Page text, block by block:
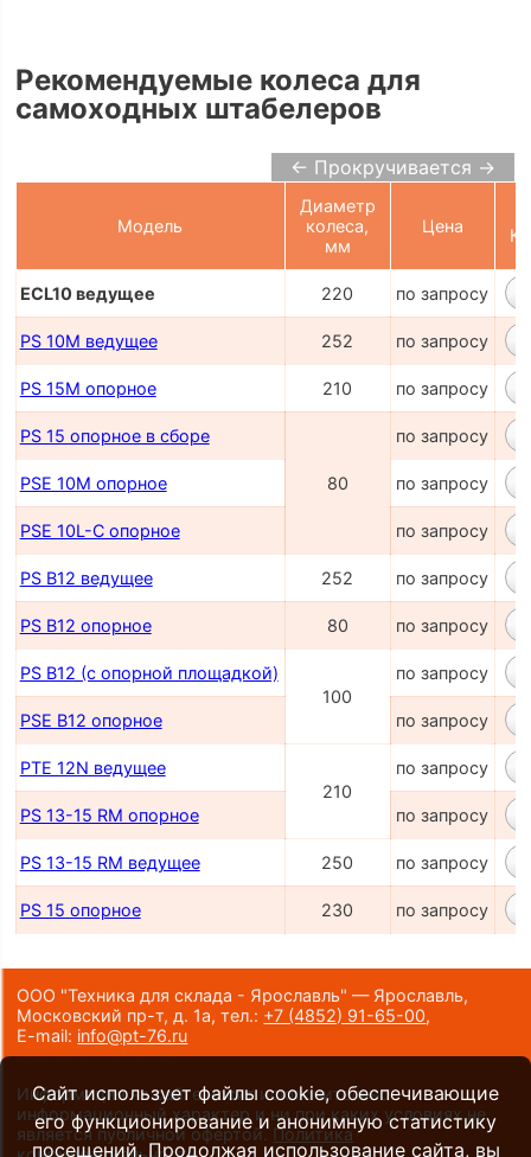
Рекомендуемые колеса для
самоходных штабелеров
← Прокручивается →
Модель
Диаметр
колеса,
мм
Цена
ECL10 ведущее 220 по запросу
PS 10M ведущее 252 по запросу
PS 15M опорное 210 по запросу
PS 15 опорное в сборе
80
по запросу
PSE 10M опорное по запросу
PSE 10L-C опорное по запросу
PS B12 ведущее 252 по запросу
PS B12 опорное 80 по запросу
PS B12 (с опорной площадкой)
100
по запросу
PSE B12 опорное по запросу
PТЕ 12N ведущее
210
по запросу
PS 13-15 RM опорное по запросу
PS 13-15 RM ведущее 250 по запросу
PS 15 опорное 230 по запросу
ООО "Техника для склада - Ярославль" — Ярославль,
Московский пр-т, д. 1а,тел.: +7 (4852) 91-65-00,
E-mail: info@pt-76.ru
Информация на сайте носит исключительно
информационный характер и ни при каких условиях не
является публичной офертой. Политика
Сайт использует файлы cookie, обеспечивающие
его функционирование и анонимную статистику
посещений. Продолжая использование сайта, вы